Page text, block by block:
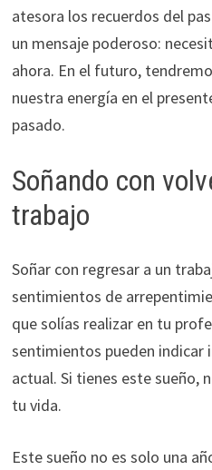
atesora los recuerdos del
un mensaje poderoso:
ahora. En el futuro,
nuestra energía en el
pasado.
Soñando con
trabajo
Soñar con regresar a un
sentimientos de
que solías realizar en tu
sentimientos pueden indicar
actual. Si tienes este sueño,
tu vida.
Este sueño no es solo una